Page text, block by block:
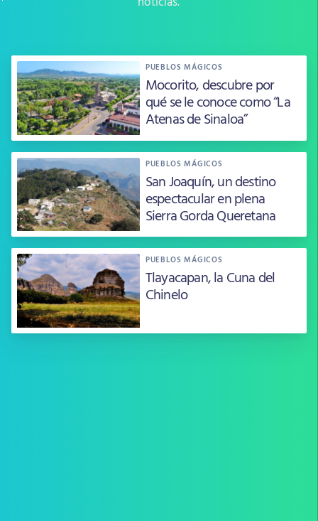
PUEBLOS MÁGICOS
Mocorito, descubre por
qué se le conoce como “La
Atenas de Sinaloa”
PUEBLOS MÁGICOS
San Joaquín, un destino
espectacular en plena
Sierra Gorda Queretana
PUEBLOS MÁGICOS
Tlayacapan, la Cuna del
Chinelo